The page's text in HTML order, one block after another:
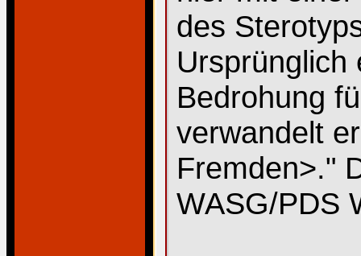
des
Ursprünglich
Bedrohung
verwandelt
Fremden>."
WASG/PDS